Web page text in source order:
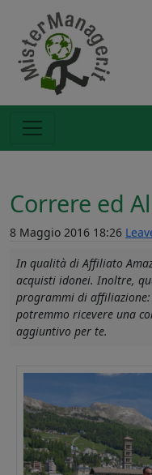
Correre ed
8 Maggio 2016 18:26
In qualità di Affiliato
acquisti idonei. Inoltre,
programmi di
potremmo ricevere una
aggiuntivo per te.